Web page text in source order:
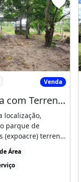
com Terreno
Venda
Chácara com Terreno 100X100
localização,
parque de
(expoacre) terreno
já [...]
Área